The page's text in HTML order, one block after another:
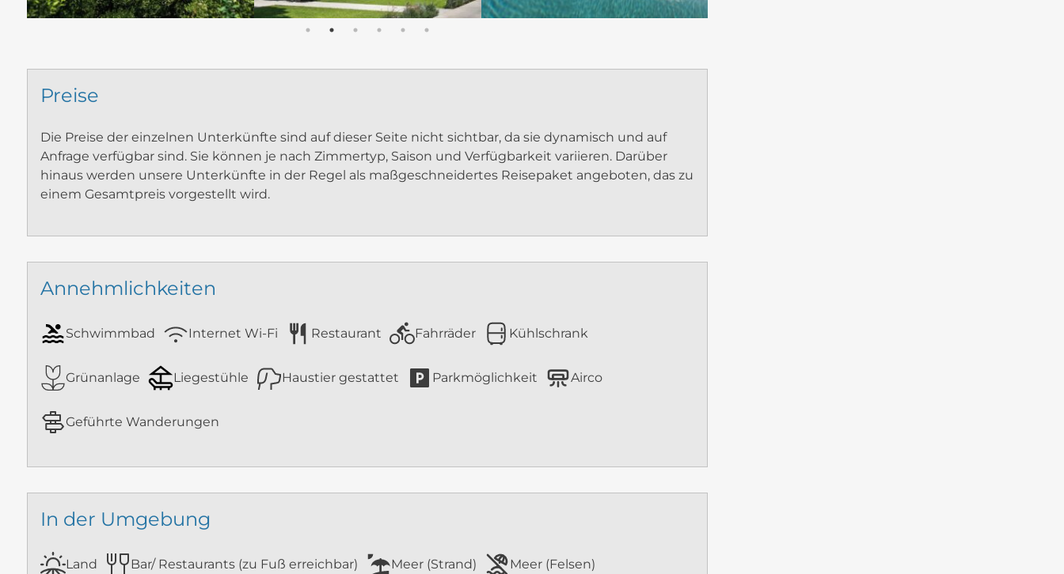
Preise
Die Preise der einzelnen Unterkünfte sind auf dieser Seite nicht sichtbar, da sie dynamisch und auf
Anfrage verfügbar sind. Sie können je nach Zimmertyp, Saison und Verfügbarkeit variieren. Darüber
hinaus werden unsere Unterkünfte in der Regel als maßgeschneidertes Reisepaket angeboten, das zu
einem Gesamtpreis vorgestellt wird.
Annehmlichkeiten
Schwimmbad Internet Wi-Fi Restaurant Fahrräder Kühlschrank
Grünanlage Liegestühle Haustier gestattet Parkmöglichkeit Airco
Geführte Wanderungen
In der Umgebung
Land Bar/ Restaurants (zu Fuß erreichbar) Meer (Strand) Meer (Felsen)